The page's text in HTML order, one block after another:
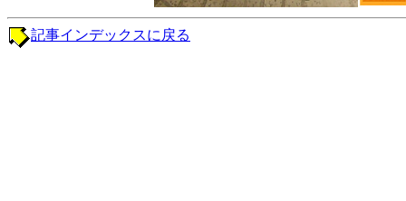
記事インデックスに戻る